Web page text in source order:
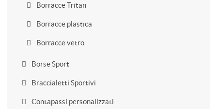
Borracce Tritan
Borracce plastica
Borracce vetro
Borse Sport
Braccialetti Sportivi
Contapassi personalizzati